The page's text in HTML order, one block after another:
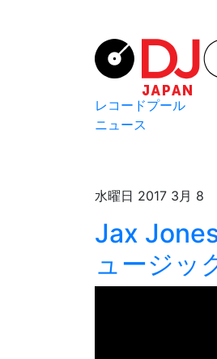
レコードプール
ニュース
水曜日 2017 3月 8
Jax
ュージッ